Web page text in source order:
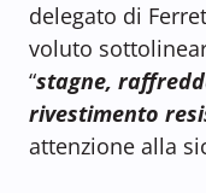
delegato di
voluto
“stagne,
rivestimento
attenzione alla